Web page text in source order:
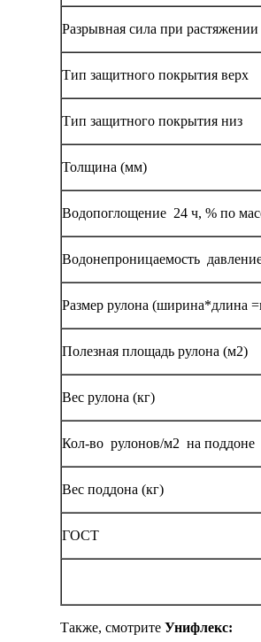
Разрывная сила при
Тип защитного покрытия верх
Тип защитного покрытия низ
Толщина (мм)
Водопоглощение 24 ч, % по
Водонепроницаемость
Размер рулона (ширина*длина
Полезная площадь рулона (м2)
Вес рулона (кг)
Кол-во рулонов/м2 на поддоне
Вес поддона (кг)
ГОСТ
Также, смотрите Унифлекс: